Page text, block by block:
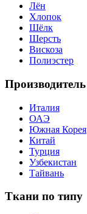
Лён
Хлопок
Шёлк
Шерсть
Вискоза
Полиэстер
Производитель
Италия
ОАЭ
Южная Корея
Китай
Турция
Узбекистан
Тайвань
Ткани по типу